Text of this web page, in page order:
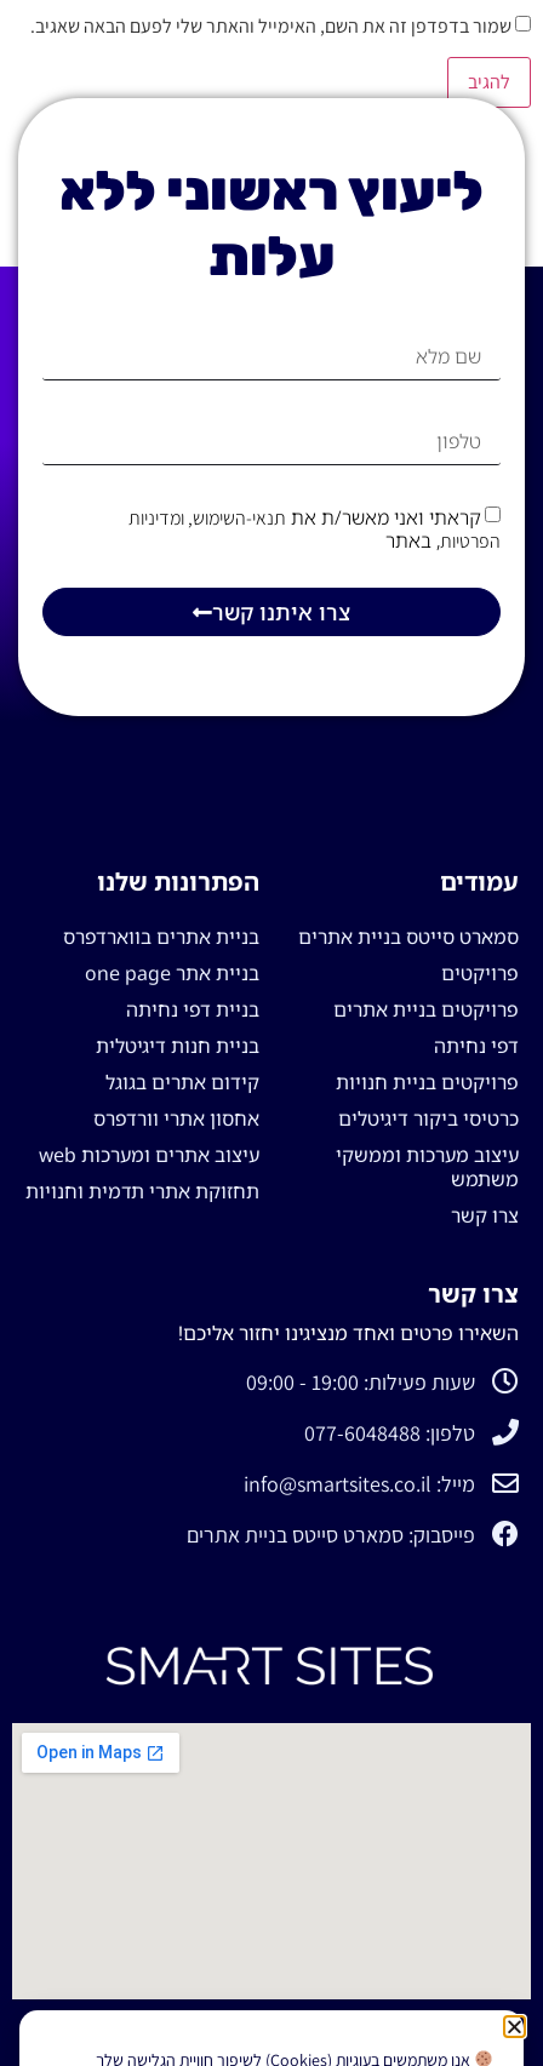
שמור בדפדפן זה את השם, האימייל והאתר שלי לפעם הבאה שאגיב.
ליעוץ ראשוני ללא
עלות
קראתי ואני מאשר/ת את תנאי-השימוש, ומדיניות
הפרטיות, באתר
צרו איתנו קשר
עמודים
סמארט סייטס בניית אתרים
פרויקטים
פרויקטים בניית אתרים
דפי נחיתה
פרויקטים בניית חנויות
כרטיסי ביקור דיגיטלים
עיצוב מערכות וממשקי
משתמש
צרו קשר
הפתרונות שלנו
בניית אתרים בווארדפרס
בניית אתר one page
בניית דפי נחיתה
בניית חנות דיגיטלית
קידום אתרים בגוגל
אחסון אתרי וורדפרס
עיצוב אתרים ומערכות web
תחזוקת אתרי תדמית וחנויות
צרו קשר
השאירו פרטים ואחד מנציגינו יחזור אליכם!
שעות פעילות: 19:00 - 09:00
טלפון: 077-6048488
מייל: info@smartsites.co.il
פייסבוק: סמארט סייטס בניית אתרים
אנו משתמשים בעוגיות (Cookies) לשיפור חוויית הגלישה שלך